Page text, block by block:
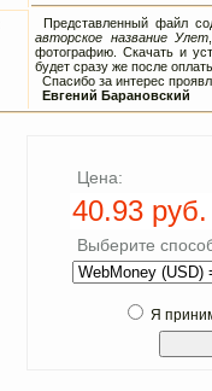
Представленный файл
авторское название Улет
фотографию. Скачать и
будет сразу же после
Спасибо за интерес
Евгений Барановский
Цена:
Выберите
Я